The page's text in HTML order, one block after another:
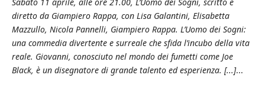
diretto da Giampiero Rappa, con Lisa Galantini, Elisabetta
Mazzullo, Nicola Pannelli, Giampiero Rappa. L’Uomo dei Sogni:
una commedia divertente e surreale che sfida l’incubo della vita
reale. Giovanni, conosciuto nel mondo dei fumetti come Joe
Black, è un disegnatore di grande talento ed esperienza. [...]...